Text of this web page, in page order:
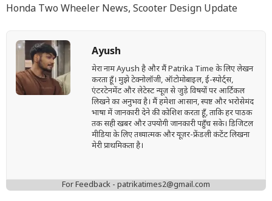
Honda Two Wheeler News, Scooter Design Update
Ayush
मेरा नाम Ayush है और मैं Patrika Time के लिए लेखन
करता हूँ। मुझे टेक्नोलॉजी, ऑटोमोबाइल, ई-स्पोर्ट्स,
एंटरटेनमेंट और लेटेस्ट न्यूज़ से जुड़े विषयों पर आर्टिकल
लिखने का अनुभव है। मैं हमेशा आसान, स्पष्ट और भरोसेमंद
भाषा में जानकारी देने की कोशिश करता हूँ, ताकि हर पाठक
तक सही खबर और उपयोगी जानकारी पहुँच सके। डिजिटल
मीडिया के लिए तथ्यात्मक और यूज़र-फ्रेंडली कंटेंट लिखना
मेरी प्राथमिकता है।
For Feedback - patrikatimes2@gmail.com